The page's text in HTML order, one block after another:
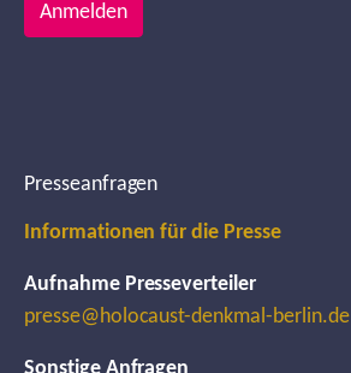
Anmelden
Presseanfragen
Informationen für die Presse
Aufnahme Presseverteiler
presse@holocaust-denkmal-berlin.de